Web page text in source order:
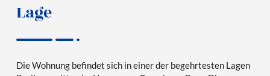
Lage
Die Wohnung befindet sich in einer der begehrtesten Lagen